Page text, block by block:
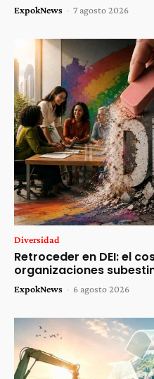
ExpokNews - 7 agosto 2026
Diversidad
Retroceder en DEI: el
organizaciones
ExpokNews - 6 agosto 2026